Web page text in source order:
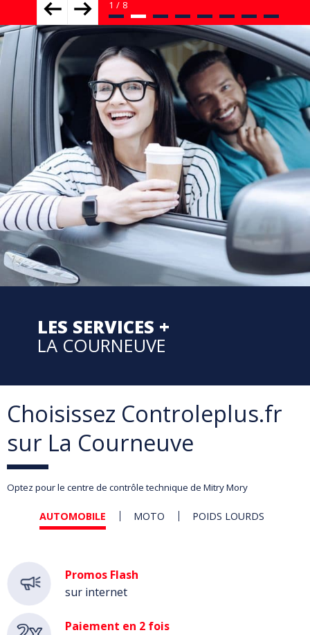
LES SERVICES +
LA COURNEUVE
Choisissez Controleplus.fr
sur La Courneuve
Optez pour le centre de contrôle technique de Mitry Mory
AUTOMOBILE MOTO POIDS LOURDS
Automobile
Promos Flash
sur internet
Paiement en 2 fois